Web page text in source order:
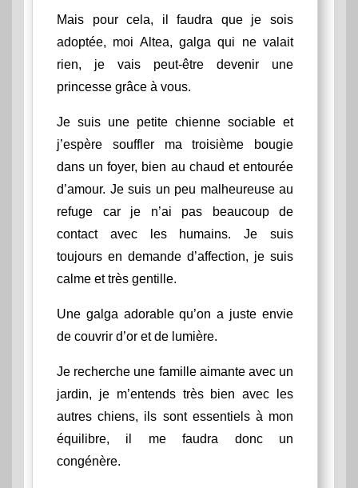
Mais pour cela, il faudra que je sois
adoptée, moi Altea, galga qui ne valait
rien, je vais peut-être devenir une
princesse grâce à vous.
Je suis une petite chienne sociable et
j’espère souffler ma troisième bougie
dans un foyer, bien au chaud et entourée
d’amour. Je suis un peu malheureuse au
refuge car je n’ai pas beaucoup de
contact avec les humains. Je suis
toujours en demande d’affection, je suis
calme et très gentille.
Une galga adorable qu’on a juste envie
de couvrir d’or et de lumière.
Je recherche une famille aimante avec un
jardin, je m’entends très bien avec les
autres chiens, ils sont essentiels à mon
équilibre, il me faudra donc un
congénère.